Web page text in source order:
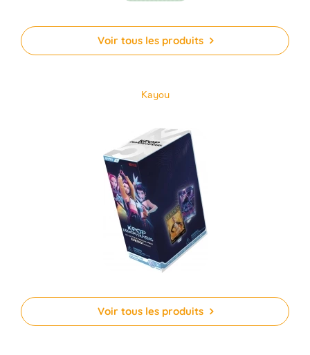
Voir tous les produits
Kayou
Voir tous les produits